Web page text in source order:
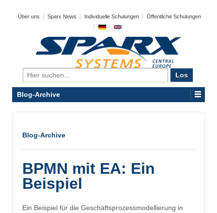
Über uns Sparx News Individuelle Schulungen Öffentliche Schulungen
Search
for:
Blog-Archive
Blog-Archive
BPMN mit EA: Ein
Beispiel
Ein Beispiel für die Geschäftsprozessmodellierung in